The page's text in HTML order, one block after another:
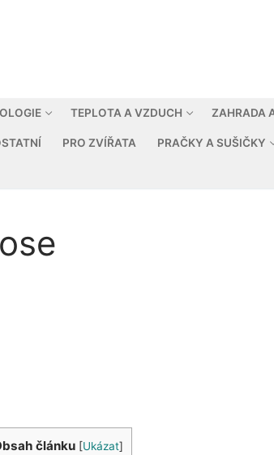
TEPLOTA A VZDUCH ZAHRADA
PRO ZVÍŘATA PRAČKY A SUŠIČKY
článku [Ukázat]